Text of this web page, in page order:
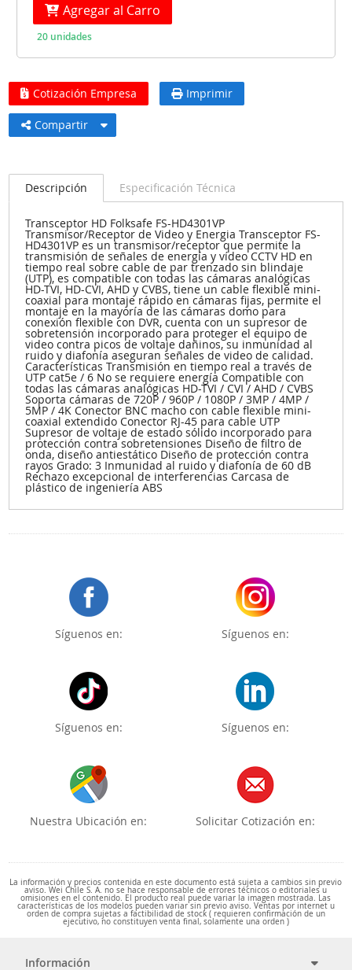
Agregar al Carro
20 unidades
Cotización Empresa Imprimir
Compartir
Descripción Especificación Técnica
Transceptor HD Folksafe FS-HD4301VP
Transmisor/Receptor de Video y Energia Transceptor FS-
HD4301VP es un transmisor/receptor que permite la
transmisión de señales de energía y vídeo CCTV HD en
tiempo real sobre cable de par trenzado sin blindaje
(UTP), es compatible con todas las cámaras analógicas
HD-TVI, HD-CVI, AHD y CVBS, tiene un cable flexible mini-
coaxial para montaje rápido en cámaras fijas, permite el
montaje en la mayoría de las cámaras domo para
conexión flexible con DVR, cuenta con un supresor de
sobretensión incorporado para proteger el equipo de
video contra picos de voltaje dañinos, su inmunidad al
ruido y diafonía aseguran señales de video de calidad.
Características Transmisión en tiempo real a través de
UTP cat5e / 6 No se requiere energía Compatible con
todas las cámaras analógicas HD-TVI / CVI / AHD / CVBS
Soporta cámaras de 720P / 960P / 1080P / 3MP / 4MP /
5MP / 4K Conector BNC macho con cable flexible mini-
coaxial extendido Conector RJ-45 para cable UTP
Supresor de voltaje de estado sólido incorporado para
protección contra sobretensiones Diseño de filtro de
onda, diseño antiestático Diseño de protección contra
rayos Grado: 3 Inmunidad al ruido y diafonía de 60 dB
Rechazo excepcional de interferencias Carcasa de
plástico de ingeniería ABS
Síguenos en: Síguenos en:
Síguenos en: Síguenos en:
Nuestra Ubicación en: Solicitar Cotización en:
La información y precios contenida en este documento está sujeta a cambios sin previo
aviso. Wei Chile S. A. no se hace responsable de errores técnicos o editoriales u
omisiones en el contenido. El producto real puede variar la imagen mostrada. Las
características de los modelos pueden variar sin previo aviso. Ventas por internet u
orden de compra sujetas a factibilidad de stock ( requieren confirmación de un
ejecutivo, no constituyen venta final, solamente una orden )
Información